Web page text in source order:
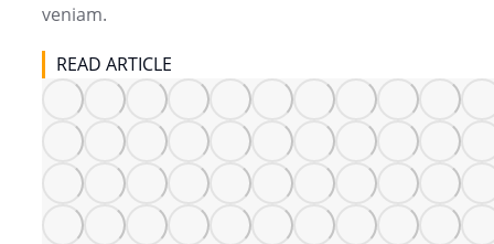
veniam.
READ ARTICLE